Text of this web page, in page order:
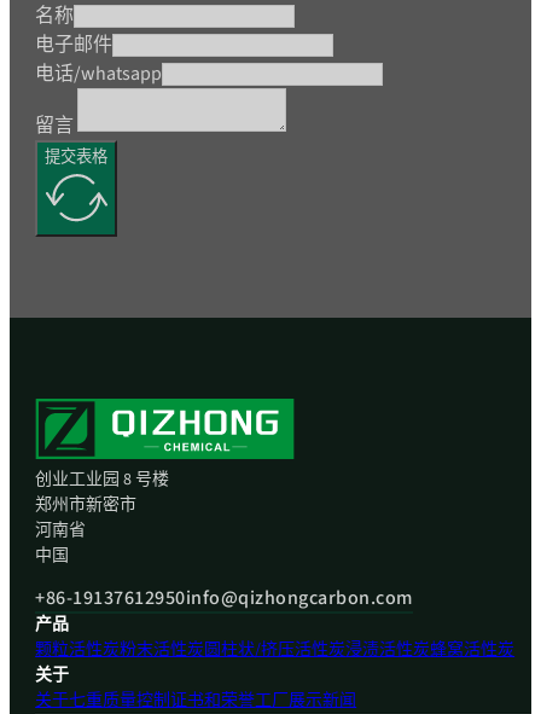
名称
电子邮件
电话/whatsapp
留言
提交表格
创业工业园 8 号楼
郑州市新密市
河南省
中国
+86-19137612950info@qizhongcarbon.com
产品
颗粒活性炭粉末活性炭圆柱状/挤压活性炭浸渍活性炭蜂窝活性炭
关于
关于七重质量控制证书和荣誉工厂展示新闻